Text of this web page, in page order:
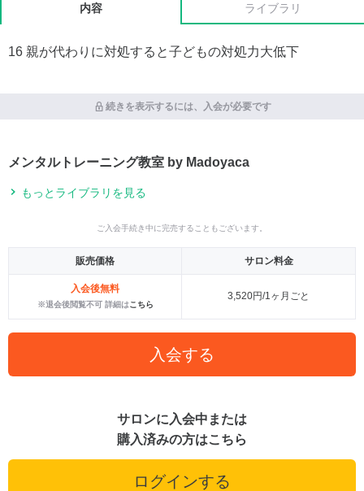
内容 ライブラリ
16 親が代わりに対処すると子どもの対処力大低下
続きを表示するには、入会が必要です
メンタルトレーニング教室 by Madoyaca
もっとライブラリを見る
ご入会手続き中に完売することもございます。
販売価格 サロン料金
入会後無料
※退会後閲覧不可 詳細はこちら
3,520円/1ヶ月ごと
入会する
サロンに入会中または
購入済みの方はこちら
ログインする